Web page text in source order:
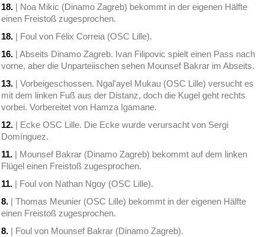
18. | Noa Mikic (Dinamo Zagreb) bekommt in der eigenen Hälfte
einen Freistoß zugesprochen.
18. | Foul von Félix Correia (OSC Lille).
16. | Abseits Dinamo Zagreb. Ivan Filipovic spielt einen Pass nach
vorne, aber die Unparteiischen sehen Mounsef Bakrar im Abseits.
13. | Vorbeigeschossen. Ngal'ayel Mukau (OSC Lille) versucht es
mit dem linken Fuß aus der Distanz, doch die Kugel geht rechts
vorbei. Vorbereitet von Hamza Igamane.
12. | Ecke OSC Lille. Die Ecke wurde verursacht von Sergi
Domínguez.
11. | Mounsef Bakrar (Dinamo Zagreb) bekommt auf dem linken
Flügel einen Freistoß zugesprochen.
11. | Foul von Nathan Ngoy (OSC Lille).
8. | Thomas Meunier (OSC Lille) bekommt in der eigenen Hälfte
einen Freistoß zugesprochen.
8. | Foul von Mounsef Bakrar (Dinamo Zagreb).